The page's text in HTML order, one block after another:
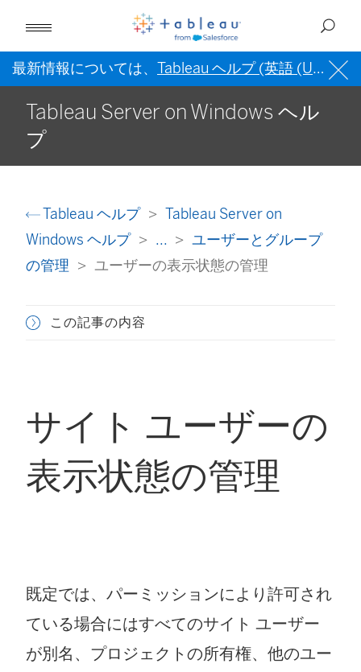
最新情報については、 Tableau ヘルプ (英語 (US)) を
Tableau Server on Windows ヘル
プ
Tableau ヘルプ
Tableau Server on
Windows ヘルプ
...
ユーザーとグループ
の管理
ユーザーの表示状態の管理
この記事の内容
サイト ユーザーの
表示状態の管理
既定では、パーミッションにより許可され
ている場合にはすべてのサイト ユーザー
が別名、プロジェクトの所有権、他のユー